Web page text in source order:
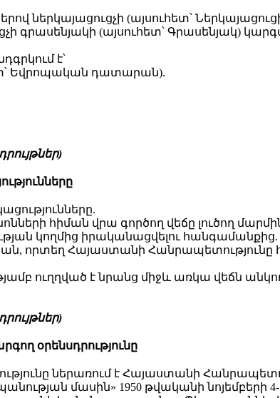
ներկայացուցչի (այսուհետ՝
գրասենյակի (այսուհետ՝ Գրասենյակ)
է՝
Եվրոպական դատարան).
հիման վրա գործող վեճը լուծող
կողմից իրականացվելու հանգամանքից.
որտեղ Հայաստանի Հանրապետությունը
ուղղված է նրանց միջև առկա վեճն
օրենսդրությունը
ներառում է Հայաստանի
մասին» 1950 թվականի նոյեմբերի 4-